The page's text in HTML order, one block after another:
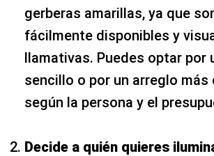
gerberas amarillas, ya que
fácilmente disponibles y
llamativas. Puedes optar por
sencillo o por un arreglo más
según la persona y el
Decide a quién quieres